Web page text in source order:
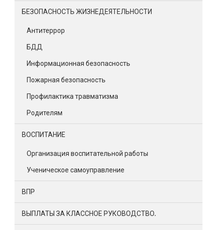
БЕЗОПАСНОСТЬ ЖИЗНЕДЕЯТЕЛЬНОСТИ
Антитеррор
БДД
Информационная безопасность
Пожарная безопасность
Профилактика травматизма
Родителям
ВОСПИТАНИЕ
Организация воспитательной работы
Ученическое самоуправление
ВПР
ВЫПЛАТЫ ЗА КЛАССНОЕ РУКОВОДСТВО.